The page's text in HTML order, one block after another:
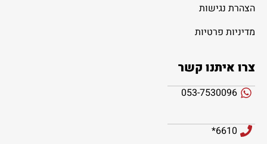
הצהרת נגישות
מדיניות פרטיות
צרו איתנו קשר
053-7530096
6610*